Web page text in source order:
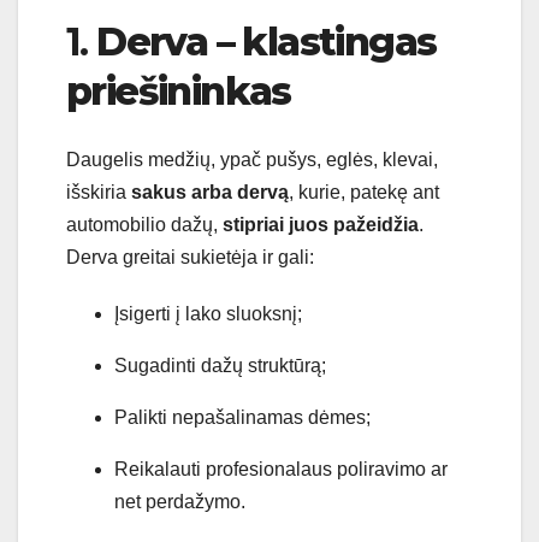
1. Derva – klastingas
priešininkas
Daugelis medžių, ypač pušys, eglės, klevai,
išskiria sakus arba dervą, kurie, patekę ant
automobilio dažų, stipriai juos pažeidžia.
Derva greitai sukietėja ir gali:
Įsigerti į lako sluoksnį;
Sugadinti dažų struktūrą;
Palikti nepašalinamas dėmes;
Reikalauti profesionalaus poliravimo ar
net perdažymo.